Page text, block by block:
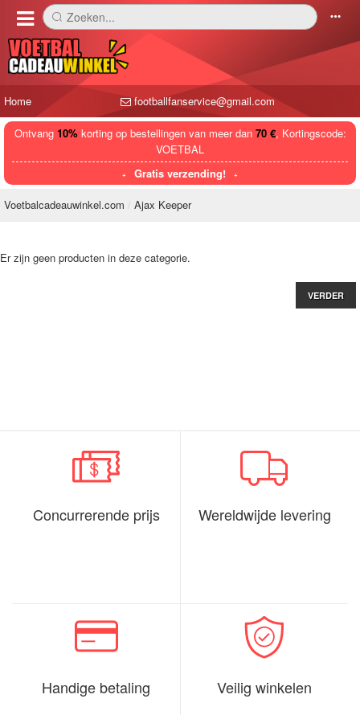
󰅼 Zoeken... 󰄒
Home footballfanservice@gmail.com
Ontvang 10%korting op bestellingen van meer dan 70 €, Kortingscode:
VOETBAL
Gratis verzending!
Voetbalcadeauwinkel.com Ajax Keeper
Er zijn geen producten in deze categorie.
VERDER
Concurrerende prijs Wereldwijde levering
Handige betaling Veilig winkelen